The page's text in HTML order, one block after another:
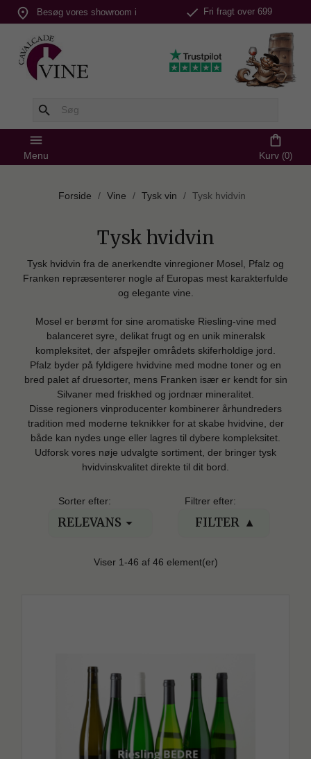
place Besøg vores showroom i
Silkeborg
check Fri fragt over 699
search
menu
Menu
shopping_bag
Kurv (0)
Forside Vine Tysk vin Tysk hvidvin
Tysk hvidvin
Tysk hvidvin fra de anerkendte vinregioner Mosel, Pfalz og
Franken repræsenterer nogle af Europas mest karakterfulde
og elegante vine.
Mosel er berømt for sine aromatiske Riesling-vine med
balanceret syre, delikat frugt og en unik mineralsk
kompleksitet, der afspejler områdets skiferholdige jord.
Pfalz byder på fyldigere hvidvine med modne toner og en
bred palet af druesorter, mens Franken især er kendt for sin
Silvaner med friskhed og jordnær mineralitet.
Disse regioners vinproducenter kombinerer århundreders
tradition med moderne teknikker for at skabe hvidvine, der
både kan nydes unge eller lagres til dybere kompleksitet.
Udforsk vores nøje udvalgte sortiment, der bringer tysk
hvidvinskvalitet direkte til dit bord.
Sorter efter:
RELEVANS 
Filtrer efter:
FILTER
Viser 1-46 af 46 element(er)